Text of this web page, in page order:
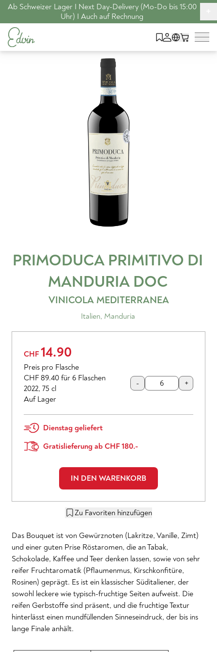
Ab Schweizer Lager I Next Day-Delivery (Mo-Do bis 15:00
Uhr) I Auch auf Rechnung
PRIMODUCA PRIMITIVO DI
MANDURIA DOC
VINICOLA MEDITERRANEA
Italien, Manduria
CHF 14.90
Preis pro Flasche
CHF 89.40 für 6 Flaschen
2022, 75 cl
Auf Lager
- +
Dienstag geliefert
Gratislieferung ab CHF 180.-
IN DEN WARENKORB
Zu Favoriten hinzufügen
Das Bouquet ist von Gewürznoten (Lakritze, Vanille, Zimt)
und einer guten Prise Röstaromen, die an Tabak,
Schokolade, Kaffee und Teer denken lassen, sowie von sehr
reifer Fruchtaromatik (Pflaumenmus, Kirschkonfitüre,
Rosinen) geprägt. Es ist ein klassischer Süditaliener, der
sowohl leckere wie typisch-fruchtige Seiten aufweist. Die
reifen Gerbstoffe sind präsent, und die fruchtige Textur
hinterlässt einen mundfüllenden Sinneseindruck, der bis ins
lange Finale anhält.